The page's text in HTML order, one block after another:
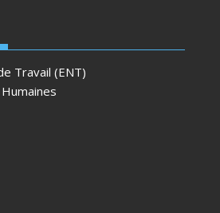
Travail (ENT)